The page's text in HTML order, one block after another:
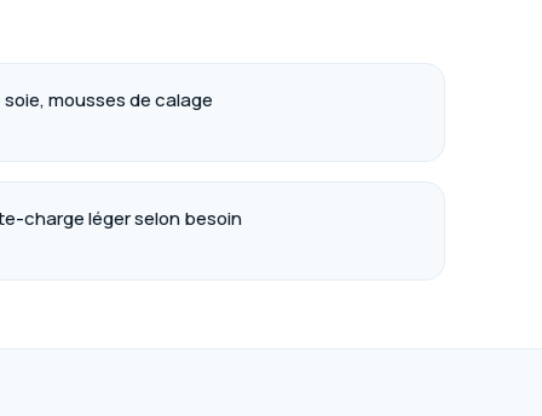
mousses de calage
charge léger selon besoin